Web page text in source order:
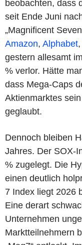
beobachten, dass
seit Ende Juni
„Magnificent
Amazon, Alphabet,
gestern allesamt
% verlor. Hätte
dass Mega-Caps
Aktienmarktes
geglaubt.
Dennoch bleiben
Jahres. Der SOX-
% zugelegt. Die
einen deutlich
7 Index liegt 2026
Eine derart
Unternehmen
Marktteilnehmern